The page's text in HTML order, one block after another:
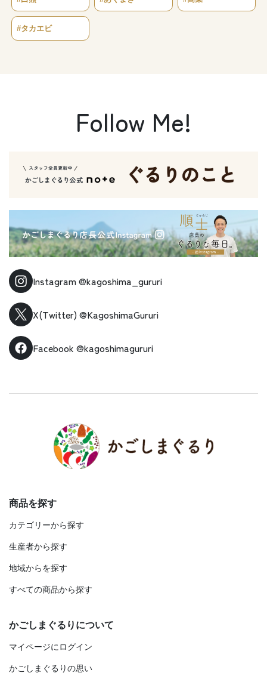
#タカエビ
Follow Me!
Instagram@kagoshima_gururi
X(Twitter) @KagoshimaGururi
Facebook @kagoshimagururi
商品を探す
カテゴリーから探す
生産者から探す
地域からを探す
すべての商品から探す
かごしまぐるりについて
マイページにログイン
かごしまぐるりの思い